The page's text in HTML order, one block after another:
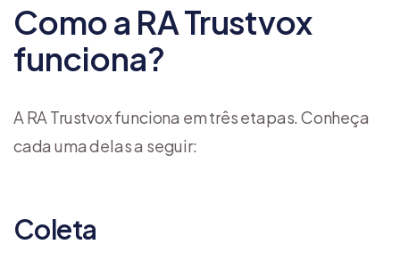
Como a RA Trustvox
funciona?
A RA Trustvox funciona em três etapas. Conheça
cada uma delas a seguir:
Coleta